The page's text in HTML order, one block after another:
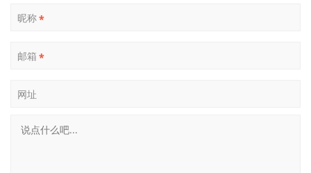
昵称*
邮箱 *
网址